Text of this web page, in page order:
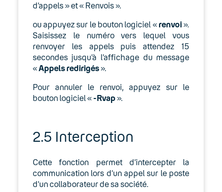
d’appels » et « Renvois ».
ou appuyez sur le bouton logiciel « renvoi ».
Saisissez le numéro vers lequel vous
renvoyer les appels puis attendez 15
secondes jusqu’à l’affichage du message
«Appels redirigés».
Pour annuler le renvoi, appuyez sur le
bouton logiciel « -Rvap».
2.5 Interception
Cette fonction permet d’intercepter la
communication lors d’un appel sur le poste
d’un collaborateur de sa société.